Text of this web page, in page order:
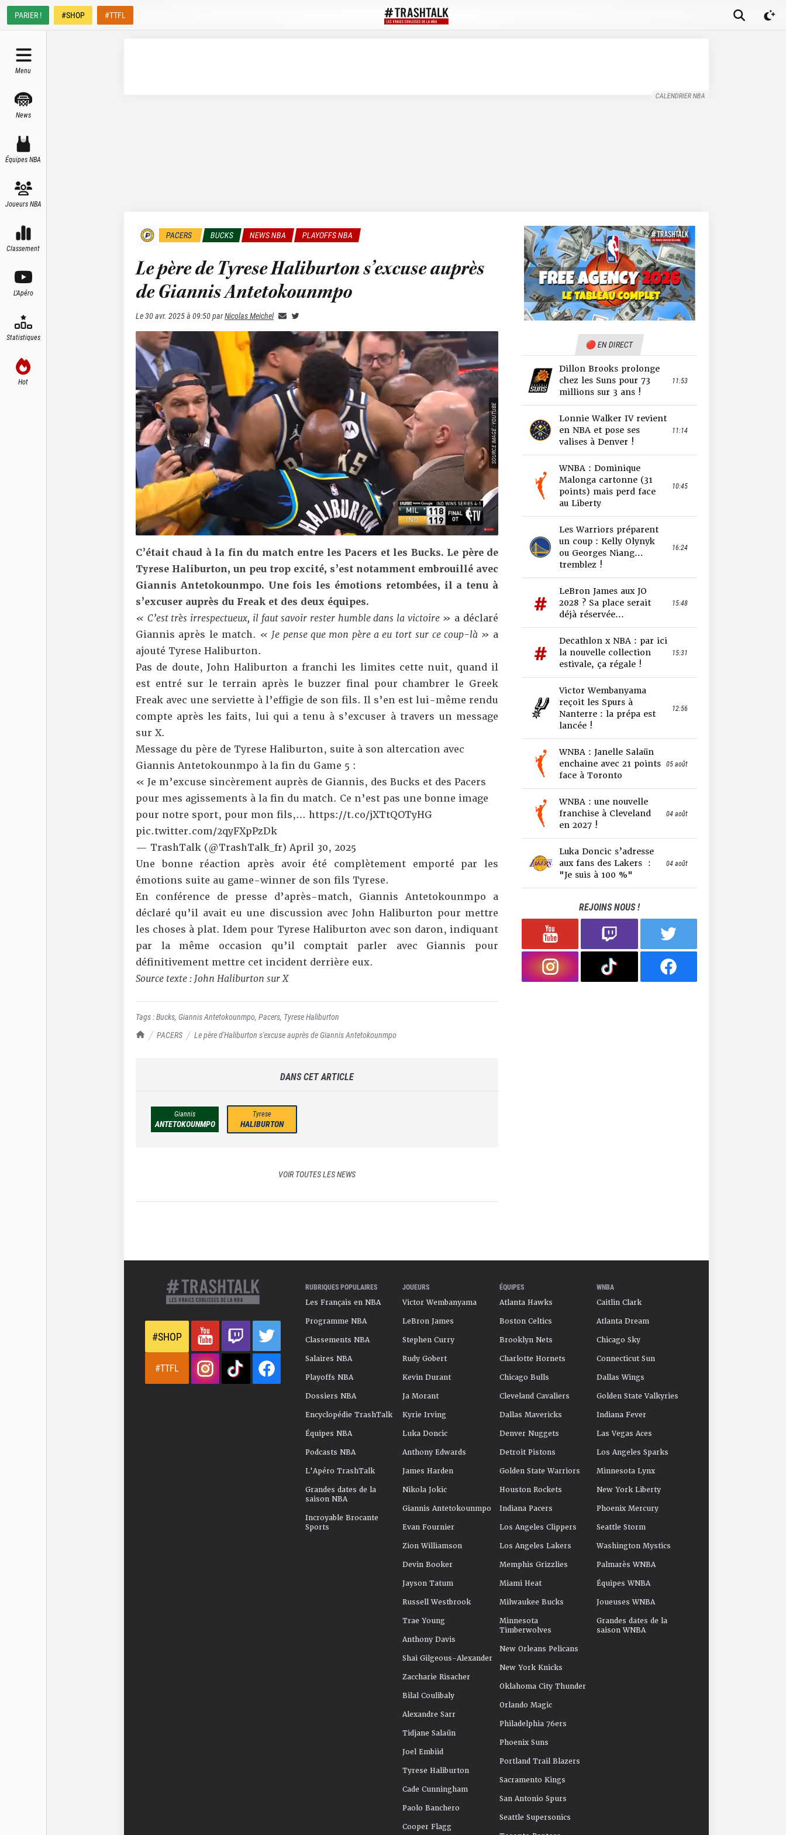
PARIER ! #SHOP #TTFL
Menu
News
Équipes NBA
Joueurs NBA
Classement
L'Apéro
Statistiques
Hot
CALENDRIER NBA
TrashTalk Actu NBA
PACERS Le père d'Haliburton s'excuse auprès de Giannis Antetokounmpo
PACERS BUCKS NEWS NBA PLAYOFFS NBA
Le père de Tyrese Haliburton s’excuse auprès
de Giannis Antetokounmpo
Le30 avr. 2025 à 09:50parNicolas Meichel
SOURCE IMAGE : YOUTUBE
C’était chaud à la fin du match entre les Pacers et les Bucks. Le père de
Tyrese Haliburton, un peu trop excité, s’est notamment embrouillé avec
Giannis Antetokounmpo. Une fois les émotions retombées, il a tenu à
s’excuser auprès du Freak et des deux équipes.
« C’est très irrespectueux, il faut savoir rester humble dans la victoire » a déclaré
Giannis après le match. « Je pense que mon père a eu tort sur ce coup-là » a
ajouté Tyrese Haliburton.
Pas de doute, John Haliburton a franchi les limites cette nuit, quand il
est entré sur le terrain après le buzzer final pour chambrer le Greek
Freak avec une serviette à l’effigie de son fils. Il s’en est lui-même rendu
compte après les faits, lui qui a tenu à s’excuser à travers un message
sur X.
Message du père de Tyrese Haliburton, suite à son altercation avec
Giannis Antetokounmpo à la fin du Game 5 :
« Je m’excuse sincèrement auprès de Giannis, des Bucks et des Pacers
pour mes agissements à la fin du match. Ce n’est pas une bonne image
pour notre sport, pour mon fils,… https://t.co/jXTtQOTyHG
pic.twitter.com/2qyFXpPzDk
— TrashTalk (@TrashTalk_fr)April 30, 2025
Une bonne réaction après avoir été complètement emporté par les
émotions suite au game-winner de son fils Tyrese.
En conférence de presse d’après-match, Giannis Antetokounmpo a
déclaré qu’il avait eu une discussion avec John Haliburton pour mettre
les choses à plat. Idem pour Tyrese Haliburton avec son daron, indiquant
par la même occasion qu’il comptait parler avec Giannis pour
définitivement mettre cet incident derrière eux.
Source texte : John Haliburton sur X
Tags :Bucks, Giannis Antetokounmpo, Pacers, Tyrese Haliburton
DANS CET ARTICLE
Giannis
ANTETOKOUNMPO
Tyrese
HALIBURTON
VOIR TOUTES LES NEWS
🔴 EN DIRECT
Dillon Brooks prolonge
chez les Suns pour 73
millions sur 3 ans !
11:53
Lonnie Walker IV revient
en NBA et pose ses
valises à Denver !
11:14
WNBA : Dominique
Malonga cartonne (31
points) mais perd face
au Liberty
10:45
Les Warriors préparent
un coup : Kelly Olynyk
ou Georges Niang…
tremblez !
16:24
LeBron James aux JO
2028 ? Sa place serait
déjà réservée...
15:48
Decathlon x NBA : par ici
la nouvelle collection
estivale, ça régale !
15:31
Victor Wembanyama
reçoit les Spurs à
Nanterre : la prépa est
lancée !
12:56
WNBA : Janelle Salaün
enchaine avec 21 points
face à Toronto
05 août
WNBA : une nouvelle
franchise à Cleveland
en 2027 !
04 août
Luka Doncic s’adresse
aux fans des Lakers :
"Je suis à 100 %"
04 août
REJOINS NOUS !
#SHOP
#TTFL
RUBRIQUES POPULAIRES
Les Français en NBA
Programme NBA
Classements NBA
Salaires NBA
Playoffs NBA
Dossiers NBA
Encyclopédie TrashTalk
Équipes NBA
Podcasts NBA
L'Apéro TrashTalk
Grandes dates de la
saison NBA
Incroyable Brocante
Sports
JOUEURS
Victor Wembanyama
LeBron James
Stephen Curry
Rudy Gobert
Kevin Durant
Ja Morant
Kyrie Irving
Luka Doncic
Anthony Edwards
James Harden
Nikola Jokic
Giannis Antetokounmpo
Evan Fournier
Zion Williamson
Devin Booker
Jayson Tatum
Russell Westbrook
Trae Young
Anthony Davis
Shai Gilgeous-Alexander
Zaccharie Risacher
Bilal Coulibaly
Alexandre Sarr
Tidjane Salaün
Joel Embiid
Tyrese Haliburton
Cade Cunningham
Paolo Banchero
Cooper Flagg
ÉQUIPES
Atlanta Hawks
Boston Celtics
Brooklyn Nets
Charlotte Hornets
Chicago Bulls
Cleveland Cavaliers
Dallas Mavericks
Denver Nuggets
Detroit Pistons
Golden State Warriors
Houston Rockets
Indiana Pacers
Los Angeles Clippers
Los Angeles Lakers
Memphis Grizzlies
Miami Heat
Milwaukee Bucks
Minnesota
Timberwolves
New Orleans Pelicans
New York Knicks
Oklahoma City Thunder
Orlando Magic
Philadelphia 76ers
Phoenix Suns
Portland Trail Blazers
Sacramento Kings
San Antonio Spurs
Seattle Supersonics
WNBA
Caitlin Clark
Atlanta Dream
Chicago Sky
Connecticut Sun
Dallas Wings
Golden State Valkyries
Indiana Fever
Las Vegas Aces
Los Angeles Sparks
Minnesota Lynx
New York Liberty
Phoenix Mercury
Seattle Storm
Washington Mystics
Palmarès WNBA
Équipes WNBA
Joueuses WNBA
Grandes dates de la
saison WNBA